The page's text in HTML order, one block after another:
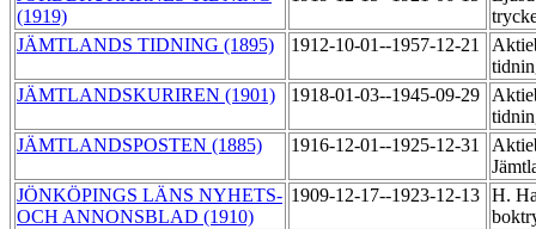
(1919)
JÄMTLANDS TIDNING (1895)
1912-10-01--1957-12-21
JÄMTLANDSKURIREN (1901)
1918-01-03--1945-09-29
JÄMTLANDSPOSTEN (1885)
1916-12-01--1925-12-31
JÖNKÖPINGS LÄNS NYHETS-
OCH ANNONSBLAD (1910)
1909-12-17--1923-12-13 H.